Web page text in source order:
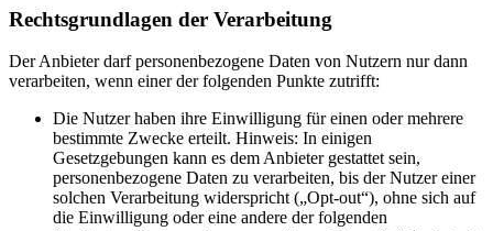
Rechtsgrundlagen der Verarbeitung
Der Anbieter darf personenbezogene Daten von Nutzern nur dann
verarbeiten, wenn einer der folgenden Punkte zutrifft:
Die Nutzer haben ihre Einwilligung für einen oder mehrere
bestimmte Zwecke erteilt. Hinweis: In einigen
Gesetzgebungen kann es dem Anbieter gestattet sein,
personenbezogene Daten zu verarbeiten, bis der Nutzer einer
solchen Verarbeitung widerspricht („Opt-out“), ohne sich auf
die Einwilligung oder eine andere der folgenden